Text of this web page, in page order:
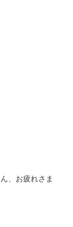
、お疲れさま